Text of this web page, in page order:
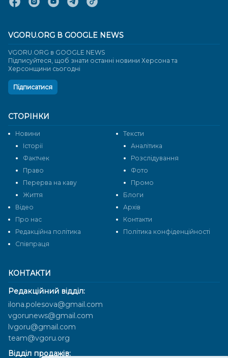
КОНТАКТИ
Редакційний відділ:
ilona.polesova@gmail.com
vgorunews@gmail.com
lvgoru@gmail.com
team@vgoru.org
Відділ продажів:
СТОРІНКИ
Новини
Тексти
Історії
Аналітика
Фактчек
Розслідування
Право
Фото
Перерва на каву
Промо
Життя
Блоги
Відео
Архів
Про нас
Контакти
Редакційна політика
Політика конфіденційності
Cпівпраця
VGORU.ORG В GOOGLE NEWS
VGORU.ORG в GOOGLE NEWS
Підписуйтеся, щоб знати останні новини Херсона та
Херсонщини сьогодні
Підписатися